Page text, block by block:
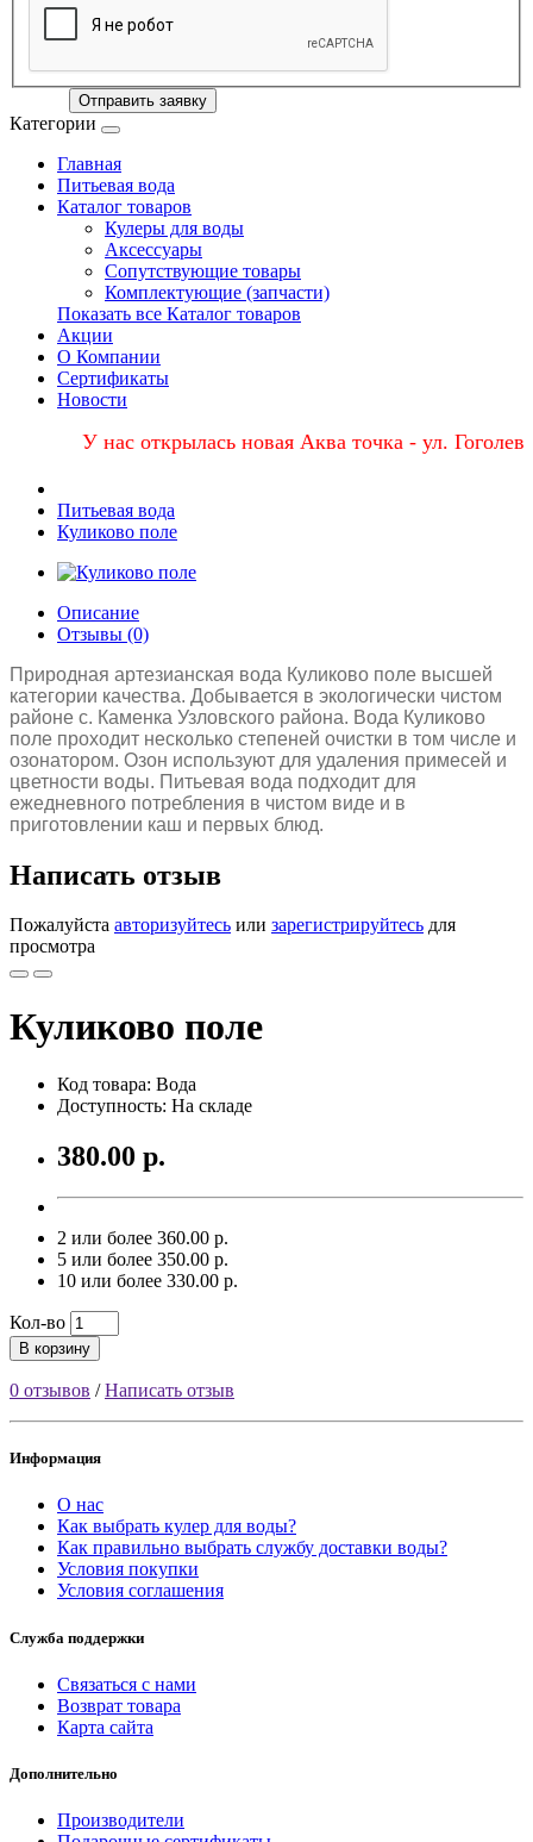
Отправить заявку
Категории
Главная
Питьевая вода
Каталог товаров
Кулеры для воды
Аксессуары
Сопутствующие товары
Комплектующие (запчасти)
Показать все Каталог товаров
Акции
О Компании
Сертификаты
Новости
У нас открылась новая Аква точка - ул. Гоголевская,
Питьевая вода
Куликово поле
Описание
Отзывы (0)
Природная артезианская вода Куликово поле высшей
категории качества. Добывается в экологически чистом
районе с. Каменка Узловского района. Вода Куликово
поле проходит несколько степеней очистки в том числе и
озонатором. Озон используют для удаления примесей и
цветности воды. Питьевая вода подходит для
ежедневного потребления в чистом виде и в
приготовлении каш и первых блюд.
Написать отзыв
Пожалуйста авторизуйтесь или зарегистрируйтесь для
просмотра
Куликово поле
Код товара: Вода
Доступность: На складе
380.00 р.
2 или более 360.00 р.
5 или более 350.00 р.
10 или более 330.00 р.
Кол-во
В корзину
0 отзывов /Написать отзыв
Информация
О нас
Как выбрать кулер для воды?
Как правильно выбрать службу доставки воды?
Условия покупки
Условия соглашения
Служба поддержки
Связаться с нами
Возврат товара
Карта сайта
Дополнительно
Производители